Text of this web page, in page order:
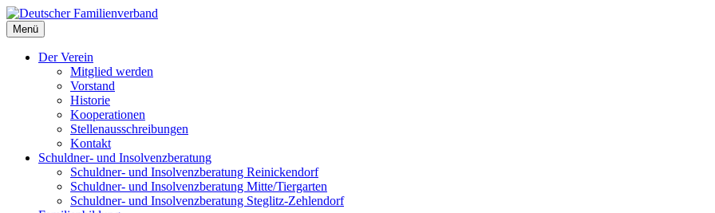
Deutscher Familienverband
Landesverband Berlin
Menü
Der Verein
Mitglied werden
Vorstand
Historie
Kooperationen
Stellenausschreibungen
Kontakt
Schuldner- und Insolvenzberatung
Schuldner- und Insolvenzberatung Reinickendorf
Schuldner- und Insolvenzberatung Mitte/Tiergarten
Schuldner- und Insolvenzberatung Steglitz-Zehlendorf